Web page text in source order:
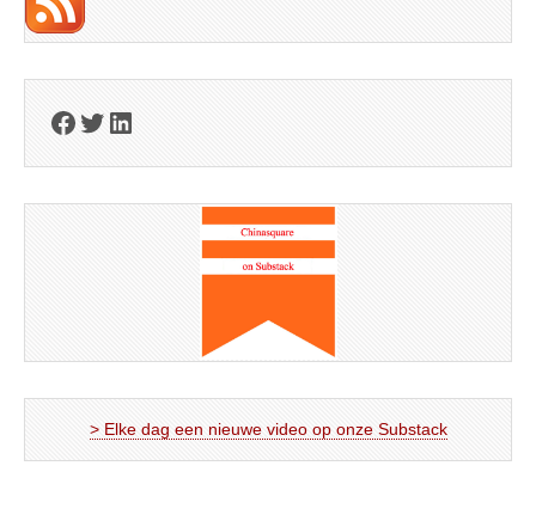
Facebook
Twitter
LinkedIn
> Elke dag een nieuwe video op onze Substack